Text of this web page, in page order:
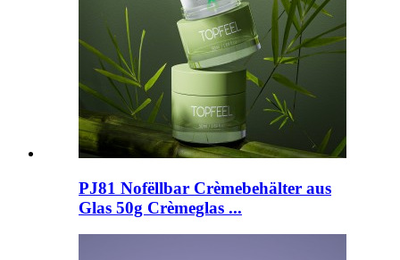
PJ81 Nofëllbar Crèmebehälter aus
Glas 50g Crèmeglas ...